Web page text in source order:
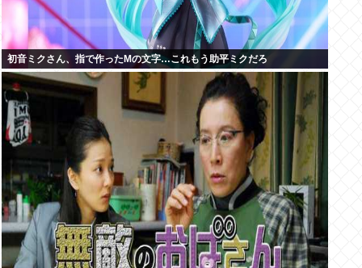
初音ミクさん、指で作ったMの文字…これもう助平ミクだろ